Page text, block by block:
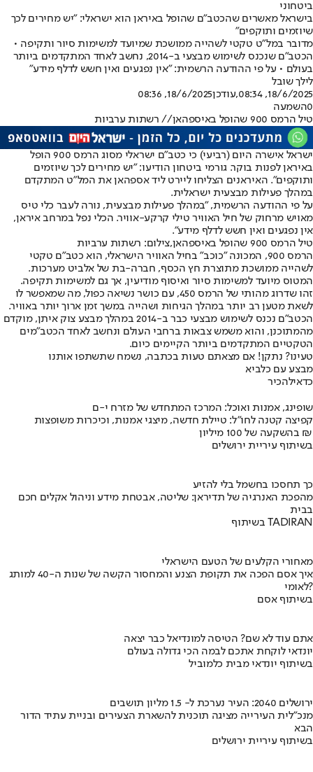
ביטחוני
בישראל מאשרים שהכטב"ם שהופל באיראן הוא ישראלי: "יש מחירים לכך
שיוזמים ותוקפים״
מדובר במל"ט טקטי לשהייה ממושכת שמיועד למשימות סיור ותקיפה •
הכטב"ם שנכנס לשימוש מבצעי ב-2014, נחשב לאחד המתקדמים ביותר
בעולם • על פי ההודעה הרשמית: "אין נפגעים ואין חשש לדלף מידע"
לילך שובל
18/6/2025, 08:34
,עודכן18/6/2025, 08:36
0השמעה
טיל הרמס 900 שהופל באיספהאן// רשתות ערביות
ישראל אישרה היום (רביעי) כי כטב"ם ישראלי מסוג הרמס 900 הופל
באיראן לפנות בוקר. גורמי ביטחון הודיעו: "יש מחירים לכך שיוזמים
ותוקפים". האיראנים הצליחו ליירט ליד אספהאן את המל"ט המתקדם
במהלך פעילות מבצעית ישראלית.
על פי ההודעה הרשמית, "במהלך פעילות מבצעית, נורה לעבר כלי טיס
מאויש מרחוק של חיל האוויר טילי קרקע-אוויר. הכלי נפל במרחב איראן,
אין נפגעים ואין חשש לדלף מידע".
טיל הרמס 900 שהופל באיספהאן,צילום: רשתות ערביות
הרמס 900, המכונה "כוכב" בחיל האוויר הישראלי, הוא כטב"ם טקטי
לשהייה ממושכת מתוצרת חץ הכסף, חברה-בת של אלביט מערכות.
המטוס מיועד למשימות סיור ואיסוף מודיעין, אך גם למשימות תקיפה.
זהו שדרוג מהותי של הרמס 450, עם כושר נשיאה כפול, מה שמאפשר לו
לשאת מטען רב יותר במהלך הגיחות ושהייה במשך זמן ארוך יותר באוויר.
הכטב"ם נכנס לשימוש מבצעי כבר ב-2014 במהלך מבצע צוק איתן, מוקדם
מהמתוכנן, והוא משמש צבאות ברחבי העולם ונחשב לאחד הכטב"מים
הטקטיים המתקדמים ביותר הקיימים כיום.
טעינו? נתקן! אם מצאתם טעות בכתבה, נשמח שתשתפו אותנו
מבצע עם כלביא
כדאילהכיר
שופינג, אמנות ואוכל: המרכז המתחדש של מזרח י-ם
קפיצה קטנה לחו"ל: טיילת חדשה, מיצגי אמנות, וכיכרות משופצות
בהשקעה של 100 מיליון ₪
בשיתוף עיריית ירושלים
כך תחסכו בחשמל בלי להזיע
מהפכת האנרגיה של תדיראן: שליטה, אבטחת מידע וניהול אקלים חכם
בבית
בשיתוף TADIRAN
מאחורי הקלעים של הטעם הישראלי
איך אסם הפכה את תקופת הצנע והמחסור הקשה של שנות ה-40 למותג
לאומי?
בשיתוף אסם
אתם עוד לא שם? הטיסה למונדיאל כבר יצאה
יונדאי לוקחת אתכם לבמה הכי גדולה בעולם
בשיתוף יונדאי מבית כלמוביל
ירושלים 2040: העיר נערכת ל- 1.5 מליון תושבים
מנכ"לית העירייה מציגה תוכנית להשארת הצעירים ובניית עתיד הדור
הבא
בשיתוף עיריית ירושלים